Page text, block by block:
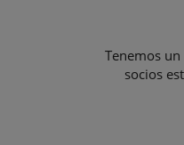
Tenemos
socios